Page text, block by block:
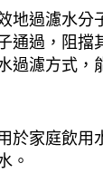
地過濾水分
通過，阻擋
過濾方式，
於家庭飲
。